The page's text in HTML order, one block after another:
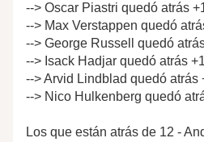
--> Oscar Piastri quedó atrás
--> Max Verstappen quedó
--> George Russell quedó
--> Isack Hadjar quedó atrás
--> Arvid Lindblad quedó atrás
--> Nico Hulkenberg quedó
Los que están atrás de 12 -